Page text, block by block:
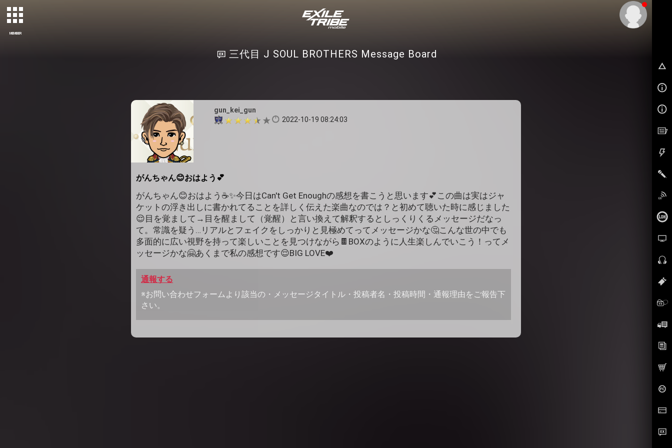
MEMBER
三代目 J SOUL BROTHERS Message Board
gun_kei_gun
2022-10-19 08:24:03
がんちゃん😊おはよう💕
がんちゃん😊おはよう☕️✨今日はCan't Get Enoughの感想を書こうと思います💕この曲は実はジャ
ケットの浮き出しに書かれてることを詳しく伝えた楽曲なのでは？と初めて聴いた時に感じました
😌目を覚まして→目を醒まして（覚醒）と言い換えて解釈するとしっくりくるメッセージだなっ
て。常識を疑う…リアルとフェイクをしっかりと見極めてってメッセージかな🤔こんな世の中でも
多面的に広い視野を持って楽しいことを見つけながら🍫BOXのように人生楽しんでいこう！ってメ
ッセージかな🤗あくまで私の感想です😌BIG LOVE❤️
通報する
※お問い合わせフォームより該当の・メッセージタイトル・投稿者名・投稿時間・通報理由をご報告下
さい。